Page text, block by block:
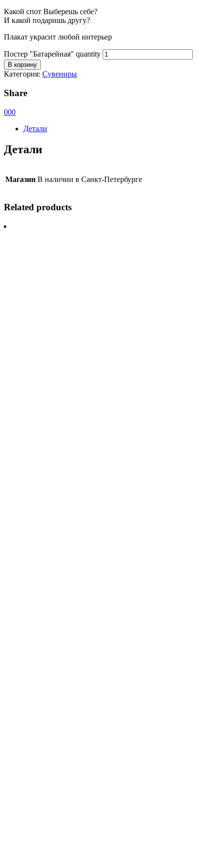
Какой спот Выберешь себе?
И какой подаришь другу?
Плакат украсит любой интерьер
Постер "Батарейная" quantity
В корзину
Категория: Сувениры
Share
000
Детали
Детали
Магазин В наличии в Санкт-Петербурге
Related products